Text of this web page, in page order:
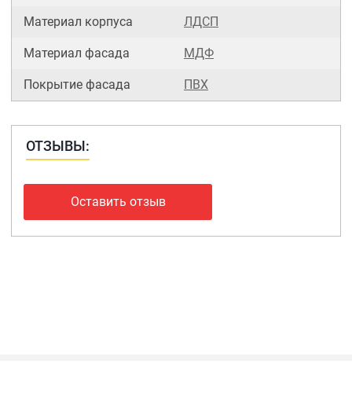
Материал корпуса ЛДСП
Материал фасада МДФ
Покрытие фасада ПВХ
ОТЗЫВЫ:
Оставить отзыв